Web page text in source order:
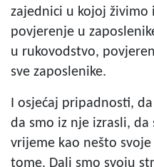
zajednici u kojoj živimo
povjerenje u
u rukovodstvo,
sve zaposlenike.
I osjećaj pripadnosti,
da smo iz nje izrasli,
vrijeme kao nešto
tome. Dali smo svoju